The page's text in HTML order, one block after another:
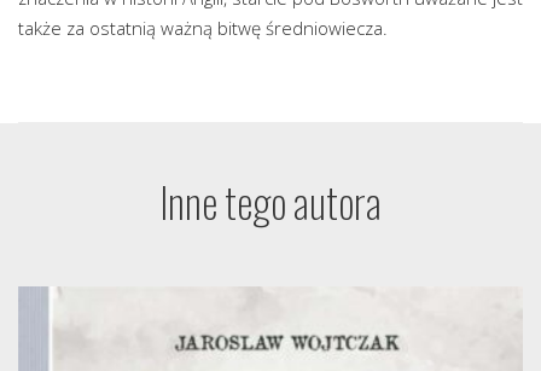
także za ostatnią ważną bitwę średniowiecza.
Inne tego autora